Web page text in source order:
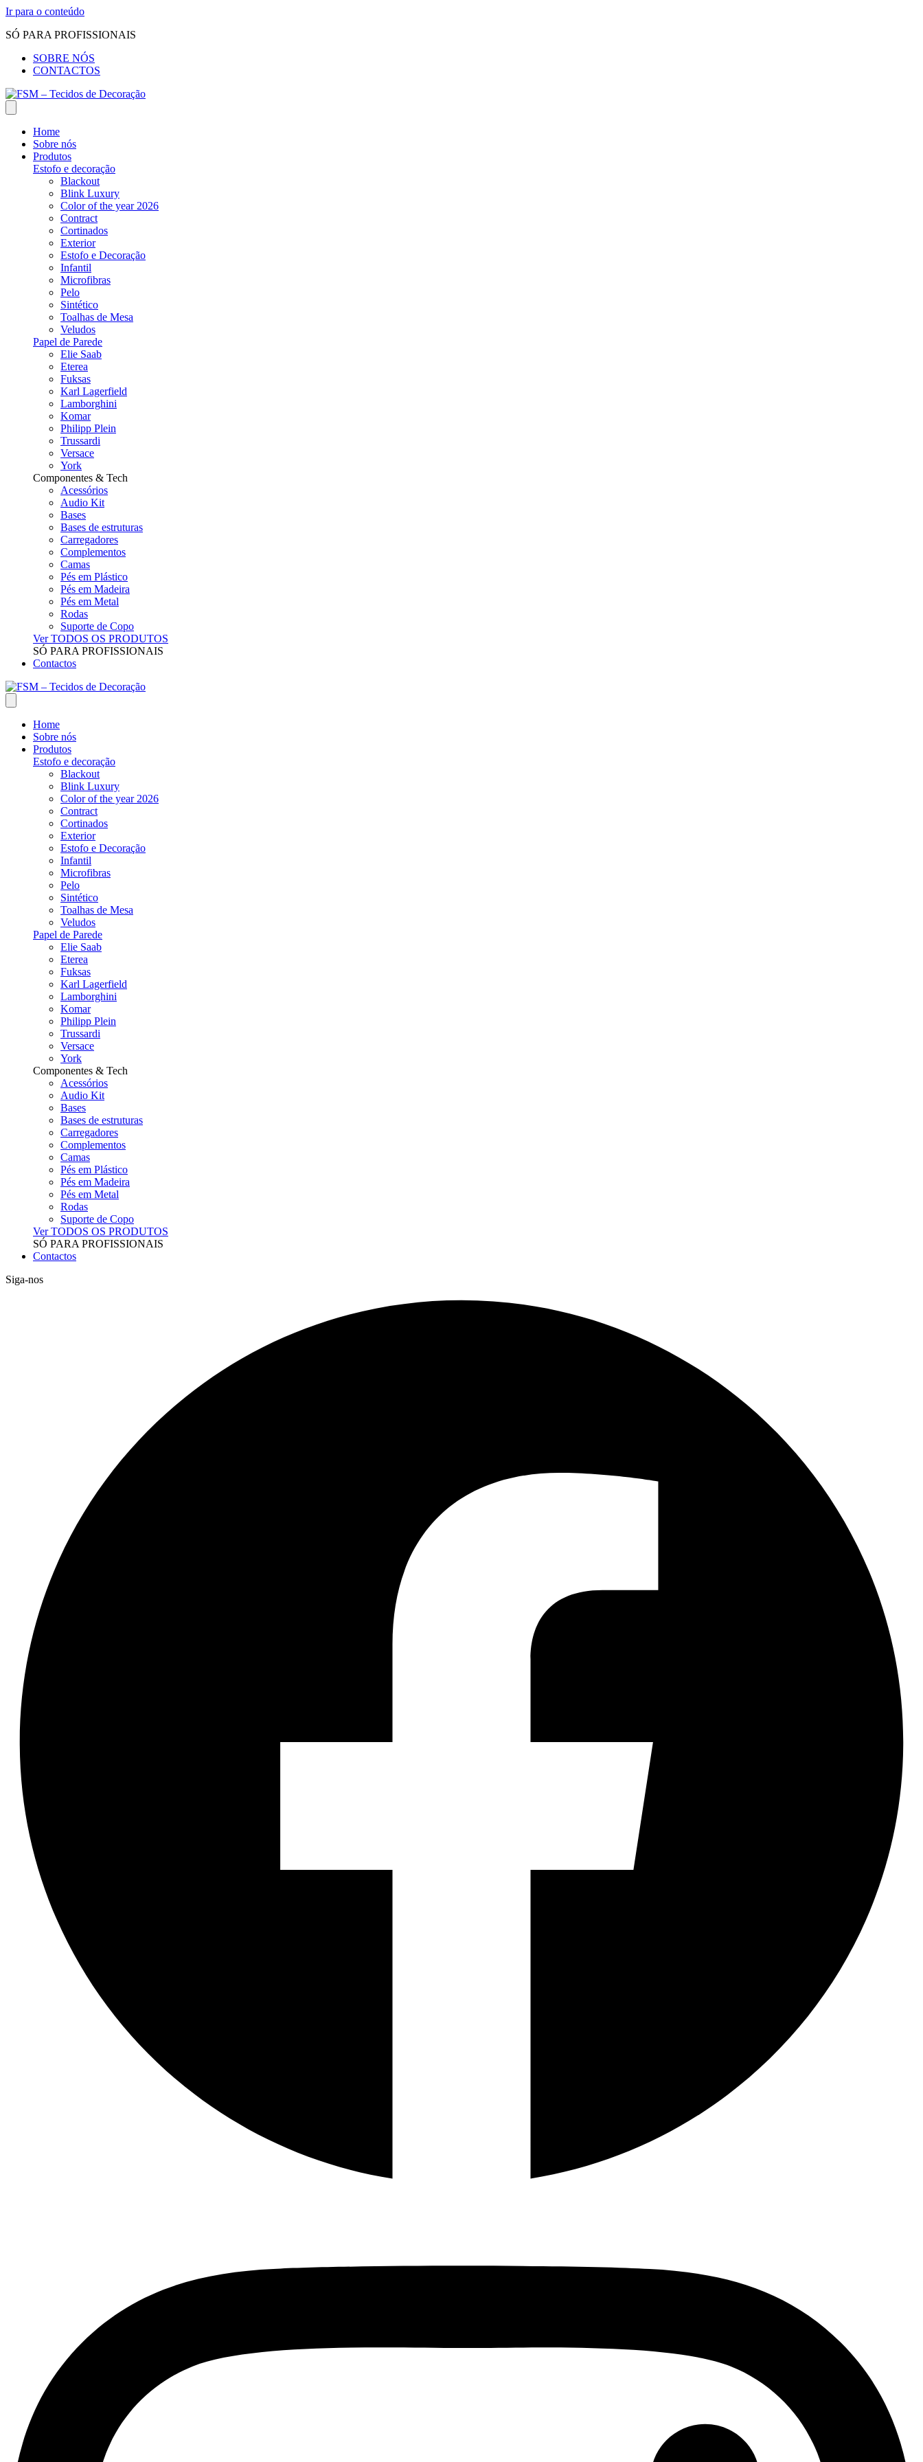
Ir para o conteúdo
SÓ PARA PROFISSIONAIS
SOBRE NÓS
CONTACTOS
Home
Sobre nós
Produtos
Estofo e decoração
Blackout
Blink Luxury
Color of the year 2026
Contract
Cortinados
Exterior
Estofo e Decoração
Infantil
Microfibras
Pelo
Sintético
Toalhas de Mesa
Veludos
Papel de Parede
Elie Saab
Eterea
Fuksas
Karl Lagerfield
Lamborghini
Komar
Philipp Plein
Trussardi
Versace
York
Componentes & Tech
Acessórios
Audio Kit
Bases
Bases de estruturas
Carregadores
Complementos
Camas
Pés em Plástico
Pés em Madeira
Pés em Metal
Rodas
Suporte de Copo
Ver TODOS OS PRODUTOS
SÓ PARA PROFISSIONAIS
Contactos
Home
Sobre nós
Produtos
Estofo e decoração
Blackout
Blink Luxury
Color of the year 2026
Contract
Cortinados
Exterior
Estofo e Decoração
Infantil
Microfibras
Pelo
Sintético
Toalhas de Mesa
Veludos
Papel de Parede
Elie Saab
Eterea
Fuksas
Karl Lagerfield
Lamborghini
Komar
Philipp Plein
Trussardi
Versace
York
Componentes & Tech
Acessórios
Audio Kit
Bases
Bases de estruturas
Carregadores
Complementos
Camas
Pés em Plástico
Pés em Madeira
Pés em Metal
Rodas
Suporte de Copo
Ver TODOS OS PRODUTOS
SÓ PARA PROFISSIONAIS
Contactos
Siga-nos